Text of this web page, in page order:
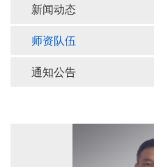
新闻动态
师资队伍
通知公告